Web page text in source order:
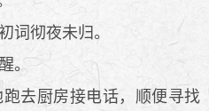
词彻夜未归。
。
去厨房接电话，顺便寻找